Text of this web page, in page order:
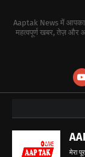
Aaptak News में आपका
महत्वपूर्ण खबर, तेज़ और
मेरा